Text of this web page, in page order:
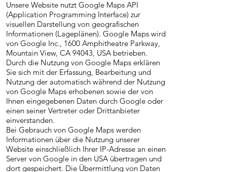
Unsere Website nutzt Google Maps API
(Application Programming Interface) zur
visuellen Darstellung von geografischen
Informationen (Lageplänen). Google Maps wird
von Google Inc., 1600 Amphitheatre Parkway,
Mountain View, CA 94043, USA betrieben.
Durch die Nutzung von Google Maps erklären
Sie sich mit der Erfassung, Bearbeitung und
Nutzung der automatisch während der Nutzung
von Google Maps erhobenen sowie der von
Ihnen eingegebenen Daten durch Google oder
einen seiner Vertreter oder Drittanbieter
einverstanden.
Bei Gebrauch von Google Maps werden
Informationen über die Nutzung unserer
Website einschließlich Ihrer IP-Adresse an einen
Server von Google in den USA übertragen und
dort gespeichert. Die Übermittlung von Daten